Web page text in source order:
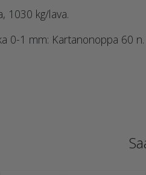
1030 kg/lava.
0-1 mm: Kartanonoppa 60 n.